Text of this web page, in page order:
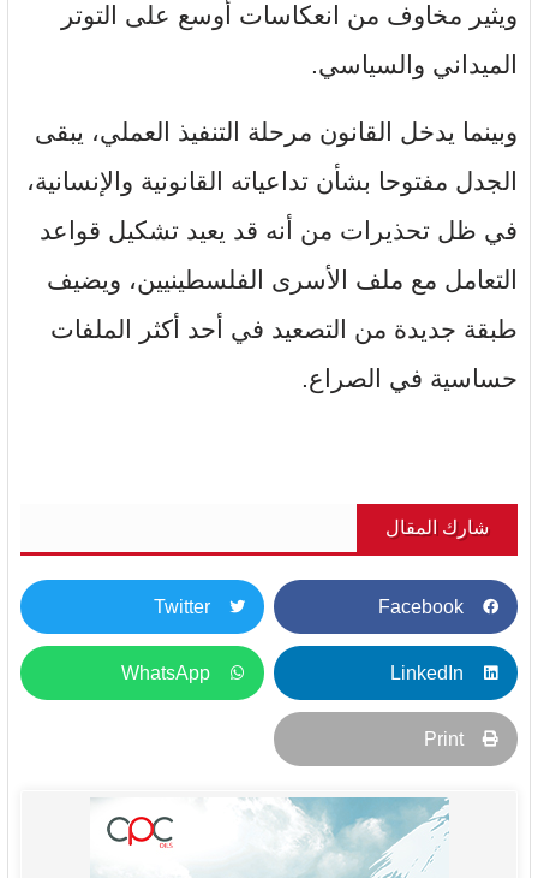
ويثير مخاوف من انعكاسات أوسع على التوتر
الميداني والسياسي.
وبينما يدخل القانون مرحلة التنفيذ العملي، يبقى
الجدل مفتوحا بشأن تداعياته القانونية والإنسانية،
في ظل تحذيرات من أنه قد يعيد تشكيل قواعد
التعامل مع ملف الأسرى الفلسطينيين، ويضيف
طبقة جديدة من التصعيد في أحد أكثر الملفات
حساسية في الصراع.
شارك المقال
Facebook
Twitter
LinkedIn
WhatsApp
Print